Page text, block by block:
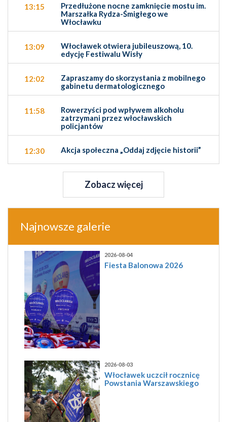
13:15
Przedłużone nocne zamknięcie mostu im.
Marszałka Rydza-Śmigłego we
Włocławku
13:09
Włocławek otwiera jubileuszową, 10.
edycję Festiwalu Wisły
12:02
Zapraszamy do skorzystania z mobilnego
gabinetu dermatologicznego
11:58
Rowerzyści pod wpływem alkoholu
zatrzymani przez włocławskich
policjantów
12:30 Akcja społeczna „Oddaj zdjęcie historii”
Zobacz więcej
Najnowsze galerie
2026-08-04
Fiesta Balonowa 2026
2026-08-03
Włocławek uczcił rocznicę
Powstania Warszawskiego